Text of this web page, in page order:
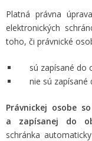
Platná právna
elektronických
toho, či právnické
sú zapísané do
nie sú zapísané
Právnickej osobe
a zapísanej do
schránka automaticky